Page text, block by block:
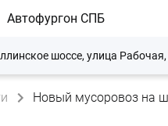
Автофургон СПБ
шоссе, улица
Новый мусоровоз на